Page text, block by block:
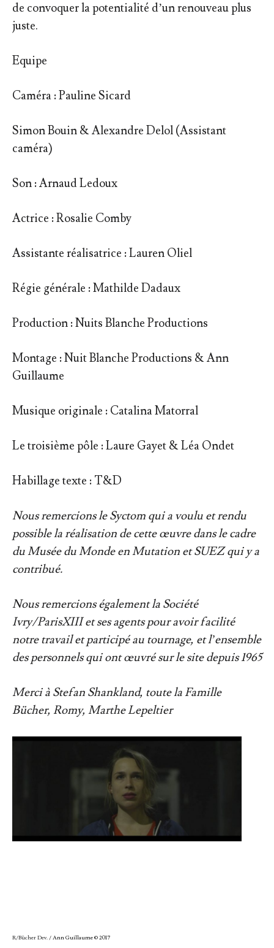
R/Bücher Dev. / Ann Guillaume © 2017
de convoquer la potentialité d’un renouveau plus
juste.
Equipe
Caméra : Pauline Sicard
Simon Bouin & Alexandre Delol (Assistant
caméra)
Son : Arnaud Ledoux
Actrice : Rosalie Comby
Assistante réalisatrice : Lauren Oliel
Régie générale : Mathilde Dadaux
Production : Nuits Blanche Productions
Montage : Nuit Blanche Productions & Ann
Guillaume
Musique originale : Catalina Matorral
Le troisième pôle : Laure Gayet & Léa Ondet
Habillage texte : T&D
Nous remercions le Syctom qui a voulu et rendu
possible la réalisation de cette œuvre dans le cadre
du Musée du Monde en Mutation et SUEZ qui y a
contribué.
Nous remercions également la Société
Ivry/ParisXIII et ses agents pour avoir facilité
notre travail et participé au tournage, et l’ensemble
des personnels qui ont œuvré sur le site depuis 1965
Merci à Stefan Shankland, toute la Famille
Bücher, Romy, Marthe Lepeltier